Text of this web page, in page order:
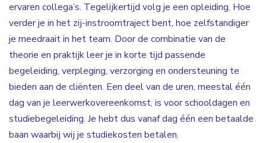
ervaren collega’s. Tegelijkertijd volg je een opleiding. Hoe
verder je in het zij-instroomtraject bent, hoe zelfstandiger
je meedraait in het team. Door de combinatie van de
theorie en praktijk leer je in korte tijd passende
begeleiding, verpleging, verzorging en ondersteuning te
bieden aan de cliënten. Een deel van de uren, meestal één
dag van je leerwerkovereenkomst, is voor schooldagen en
studiebegeleiding. Je hebt dus vanaf dag één een betaalde
baan waarbij wij je studiekosten betalen.